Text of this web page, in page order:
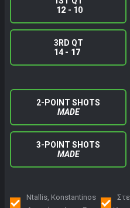
12 - 10
3RD QT
14 - 17
2-POINT SHOTS
MADE
3-POINT SHOTS
MADE
Ntallis, Konstantinos